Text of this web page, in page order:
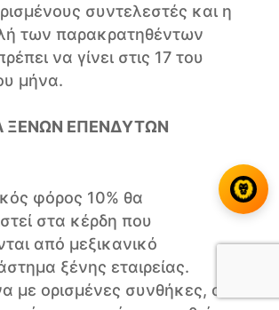
συντελεστές και η
των παρακρατηθέντων
να γίνει στις 17 του
μήνα.
ΞΕΝΩΝ ΕΠΕΝΔΥΤΩΝ
φόρος 10% θα
στα κέρδη που
από μεξικανικό
ξένης εταιρείας.
με ορισμένες συνθήκες, ο